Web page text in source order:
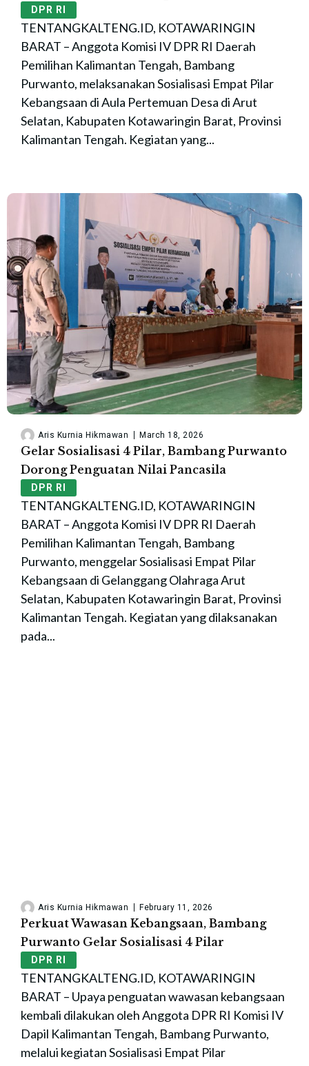
DPR RI
TENTANGKALTENG.ID, KOTAWARINGIN
BARAT – Anggota Komisi IV DPR RI Daerah
Pemilihan Kalimantan Tengah, Bambang
Purwanto, melaksanakan Sosialisasi Empat Pilar
Kebangsaan di Aula Pertemuan Desa di Arut
Selatan, Kabupaten Kotawaringin Barat, Provinsi
Kalimantan Tengah. Kegiatan yang...
Aris Kurnia Hikmawan March 18, 2026
Gelar Sosialisasi 4 Pilar, Bambang Purwanto
Dorong Penguatan Nilai Pancasila
DPR RI
TENTANGKALTENG.ID, KOTAWARINGIN
BARAT – Anggota Komisi IV DPR RI Daerah
Pemilihan Kalimantan Tengah, Bambang
Purwanto, menggelar Sosialisasi Empat Pilar
Kebangsaan di Gelanggang Olahraga Arut
Selatan, Kabupaten Kotawaringin Barat, Provinsi
Kalimantan Tengah. Kegiatan yang dilaksanakan
pada...
Aris Kurnia Hikmawan February 11, 2026
Perkuat Wawasan Kebangsaan, Bambang
Purwanto Gelar Sosialisasi 4 Pilar
DPR RI
TENTANGKALTENG.ID, KOTAWARINGIN
BARAT – Upaya penguatan wawasan kebangsaan
kembali dilakukan oleh Anggota DPR RI Komisi IV
Dapil Kalimantan Tengah, Bambang Purwanto,
melalui kegiatan Sosialisasi Empat Pilar